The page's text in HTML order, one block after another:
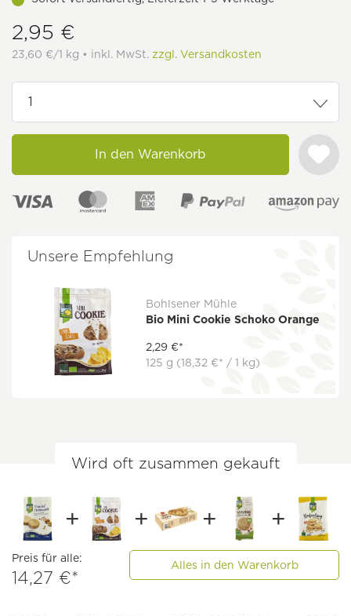
2,95 €
23,60 €/1 kg • inkl. MwSt. zzgl. Versandkosten
In den Warenkorb
Unsere Empfehlung
Bohlsener Mühle
Bio Mini Cookie Schoko Orange
2,29 €*
125 g (18,32 €* / 1 kg)
Wird oft zusammen gekauft
Preis für alle:
14,27 €*
Alles in den Warenkorb